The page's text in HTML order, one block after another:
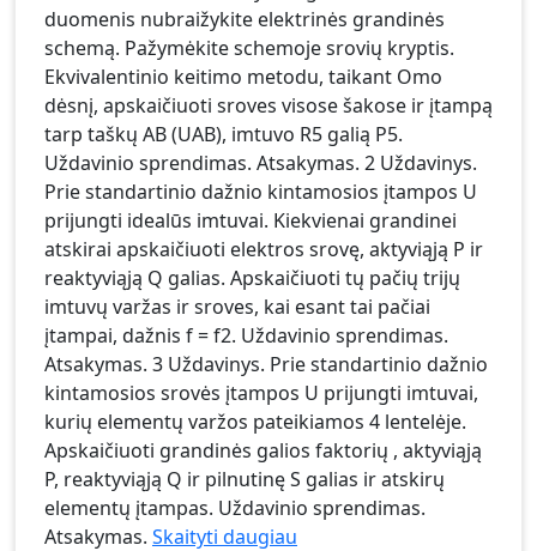
duomenis nubraižykite elektrinės grandinės
schemą. Pažymėkite schemoje srovių kryptis.
Ekvivalentinio keitimo metodu, taikant Omo
dėsnį, apskaičiuoti sroves visose šakose ir įtampą
tarp taškų AB (UAB), imtuvo R5 galią P5.
Uždavinio sprendimas. Atsakymas. 2 Uždavinys.
Prie standartinio dažnio kintamosios įtampos U
prijungti idealūs imtuvai. Kiekvienai grandinei
atskirai apskaičiuoti elektros srovę, aktyviąją P ir
reaktyviąją Q galias. Apskaičiuoti tų pačių trijų
imtuvų varžas ir sroves, kai esant tai pačiai
įtampai, dažnis f = f2. Uždavinio sprendimas.
Atsakymas. 3 Uždavinys. Prie standartinio dažnio
kintamosios srovės įtampos U prijungti imtuvai,
kurių elementų varžos pateikiamos 4 lentelėje.
Apskaičiuoti grandinės galios faktorių , aktyviąją
P, reaktyviąją Q ir pilnutinę S galias ir atskirų
elementų įtampas. Uždavinio sprendimas.
Atsakymas. Skaityti daugiau